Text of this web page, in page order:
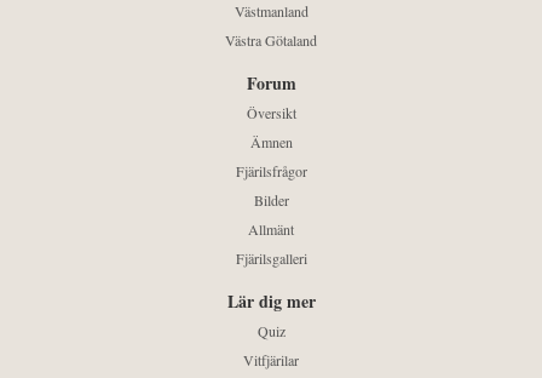
Västmanland
Västra Götaland
Forum
Översikt
Ämnen
Fjärilsfrågor
Bilder
Allmänt
Fjärilsgalleri
Lär dig mer
Quiz
Vitfjärilar